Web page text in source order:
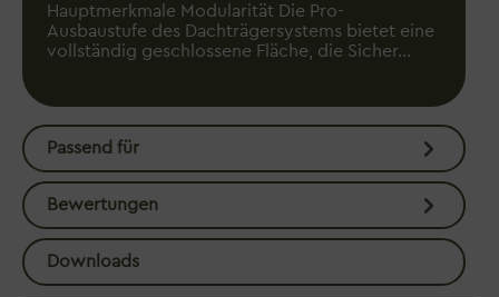
Hauptmerkmale Modularität Die Pro-
Ausbaustufe des Dachträgersystems bietet eine
vollständig geschlossene Fläche, die Sicher…
Passend für
Bewertungen
Downloads